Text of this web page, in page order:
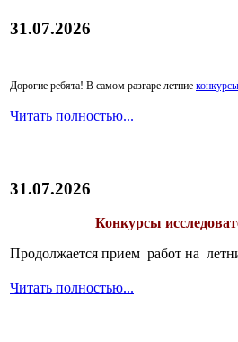
31.07.2026
Дорогие ребята! В самом разгаре летние
Читать полностью...
31.07.2026
Конкурсы
Продолжается прием работ на
Читать полностью...